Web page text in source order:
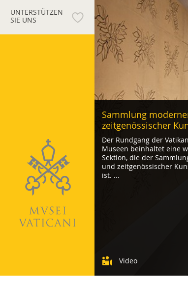
UNTERSTÜTZEN
SIE UNS
Sammlung
zeitgenössischer
Der Rundgang der
Museen beinhaltet eine
Sektion, die der
und zeitgenössischer
ist. ...
Video